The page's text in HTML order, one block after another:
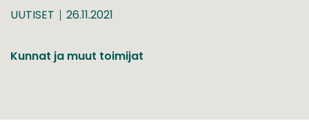
UUTISET 26.11.2021
Kunnat ja muut toimijat